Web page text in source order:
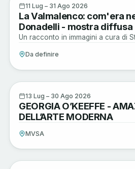
Arte e Cultura
11 Lug – 31 Ago 2026
La Valmalenco: com'era
Donadelli - mostra diffusa
Un racconto in immagini a cura di
Da definire
Arte e Cultura
13 Lug – 30 Ago 2026
GEORGIA O’KEEFFE -
DELL’ARTE MODERNA
MVSA